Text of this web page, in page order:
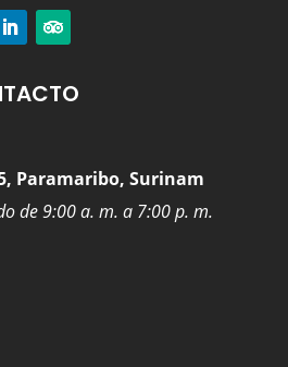
Paramaribo, Surinam
de 9:00 a. m. a 7:00 p. m.